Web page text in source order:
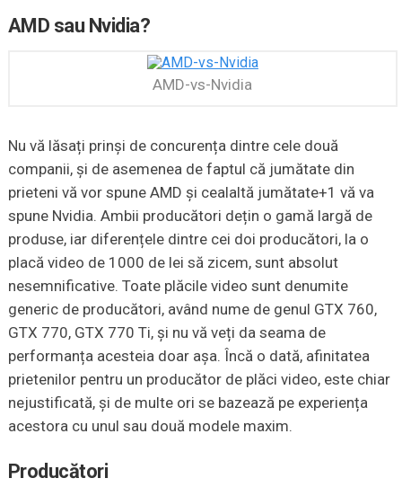
AMD sau Nvidia?
AMD-vs-Nvidia
Nu vă lăsați prinși de concurența dintre cele două
companii, și de asemenea de faptul că jumătate din
prieteni vă vor spune AMD și cealaltă jumătate+1 vă va
spune Nvidia. Ambii producători dețin o gamă largă de
produse, iar diferențele dintre cei doi producători, la o
placă video de 1000 de lei să zicem, sunt absolut
nesemnificative. Toate plăcile video sunt denumite
generic de producători, având nume de genul GTX 760,
GTX 770, GTX 770 Ti, și nu vă veți da seama de
performanța acesteia doar așa. Încă o dată, afinitatea
prietenilor pentru un producător de plăci video, este chiar
nejustificată, și de multe ori se bazează pe experiența
acestora cu unul sau două modele maxim.
Producători